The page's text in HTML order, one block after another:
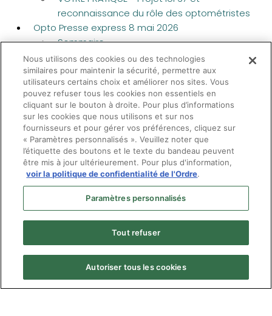
reconnaissance du rôle des optométristes
Opto Presse express 8 mai 2026
Sommaire
Opto Presse express :: MAI 2026
Pied de page
Politique de confidentialité
Plan du site
Menu
© Ordre des optométristes du Québec
Nous utilisons des cookies ou des technologies
similaires pour maintenir la sécurité, permettre aux
utilisateurs certains choix et améliorer nos sites. Vous
pouvez refuser tous les cookies non essentiels en
cliquant sur le bouton à droite. Pour plus d’informations
sur les cookies que nous utilisons et sur nos
fournisseurs et pour gérer vos préférences, cliquez sur
« Paramètres personnalisés ». Veuillez noter que
l’étiquette des boutons et le texte du bandeau peuvent
être mis à jour ultérieurement. Pour plus d'information,
voir la politique de confidentialité de l'Ordre.
Paramètres personnalisés
Tout refuser
Autoriser tous les cookies